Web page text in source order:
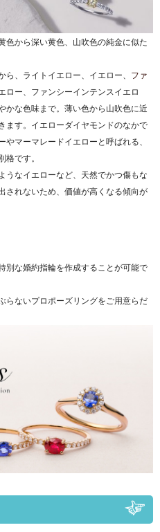
色から深い黄色、山吹色の純金に似た
、ライトイエロー、イエロー、 ファ
ロー、ファンシーインテンスイエロ
かな色味まで。薄い色から山吹色に近
ます。イエローダイヤモンドのなかで
マーマレードイエローと呼ばれる、
です。
うなイエローなど、天然でかつ傷もな
されないため、価値が高くなる傾向が
別な婚約指輪を作成することが可能で
らないプロポーズリングをご用意らだ